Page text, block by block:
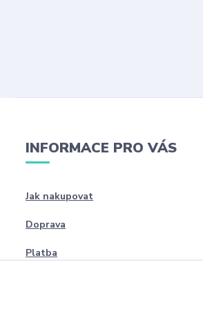
INFORMACE PRO VÁS
Jak nakupovat
Doprava
Platba